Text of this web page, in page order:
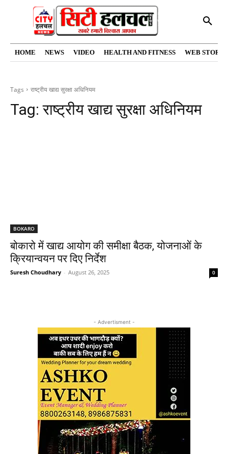
HOME NEWS VIDEO HEALTH AND FITNESS WEB
Tags राष्ट्रीय खाद्य सुरक्षा अधिनियम
Tag:राष्ट्रीय खाद्य सुरक्षा अधिनियम
BOKARO
बोकारो में खाद्य आयोग की समीक्षा बैठक, योजनाओं के
क्रियान्वयन पर दिए निर्देश
Suresh Choudhary - August 26, 2025 0
- Advertisment -